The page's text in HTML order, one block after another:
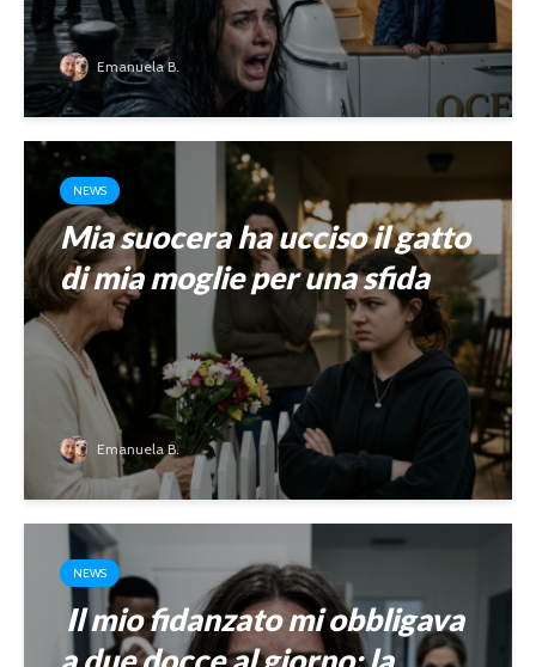
Emanuela B.
NEWS
Mia suocera ha ucciso il gatto
di mia moglie per una sfida
Emanuela B.
NEWS
Il mio fidanzato mi obbligava